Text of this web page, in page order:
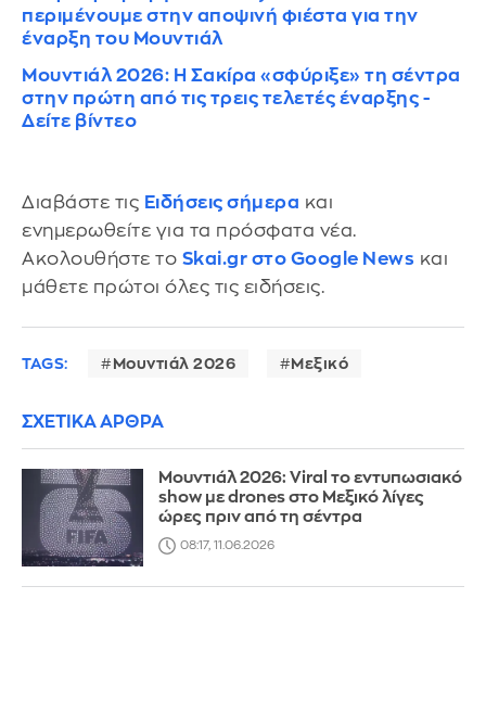
περιμένουμε στην αποψινή φιέστα για την
έναρξη του Μουντιάλ
Μουντιάλ 2026: Η Σακίρα «σφύριξε» τη σέντρα
στην πρώτη από τις τρεις τελετές έναρξης -
Δείτε βίντεο
Διαβάστε τις Ειδήσεις σήμερα και
ενημερωθείτε για τα πρόσφατα νέα.
Ακολουθήστε το Skai.gr στο Google News και
μάθετε πρώτοι όλες τις ειδήσεις.
TAGS: Μουντιάλ 2026 Μεξικό
ΣΧΕΤΙΚΑ ΑΡΘΡΑ
Μουντιάλ 2026: Viral το εντυπωσιακό
show με drones στο Μεξικό λίγες
ώρες πριν από τη σέντρα
08:17, 11.06.2026